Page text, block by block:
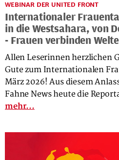
WEBINAR DER UNITED FRONT
Internationaler
in die Westsahara, von
- Frauen verbinden
Allen Leserinnen herzlichen
Gute zum Internationalen
März 2026! Aus diesem
Fahne News heute die
mehr...